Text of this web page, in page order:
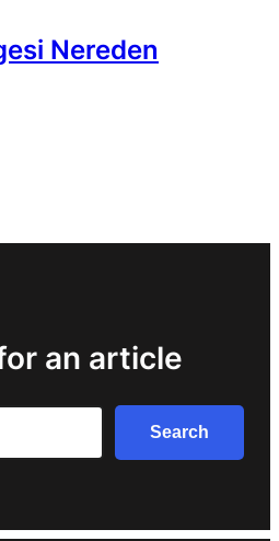
Nereden
an article
Search